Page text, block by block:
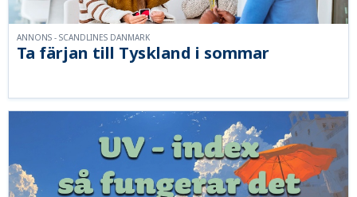
Ta färjan till Tyskland i sommar
ANNONS - SCANDLINES DANMARK